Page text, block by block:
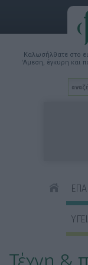
Καλωσήλθατε στο
'Αμεση, έγκυρη και